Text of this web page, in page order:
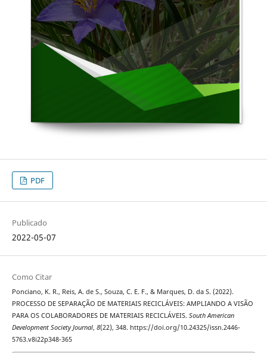
PDF
Publicado
2022-05-07
Como Citar
Ponciano, K. R., Reis, A. de S., Souza, C. E. F., & Marques, D. da S. (2022).
PROCESSO DE SEPARAÇÃO DE MATERIAIS RECICLÁVEIS: AMPLIANDO A VISÃO
PARA OS COLABORADORES DE MATERIAIS RECICLÁVEIS. South American
Development Society Journal, 8(22), 348. https://doi.org/10.24325/issn.2446-
5763.v8i22p348-365